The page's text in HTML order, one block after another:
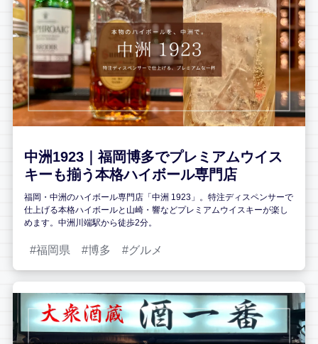
中洲1923｜福岡博多でプレミアムウイス
キーも揃う本格ハイボール専門店
福岡・中洲のハイボール専門店「中洲 1923」。特注ディスペンサーで
仕上げる本格ハイボールと山崎・響などプレミアムウイスキーが楽し
めます。中洲川端駅から徒歩2分。
福岡県 博多 グルメ